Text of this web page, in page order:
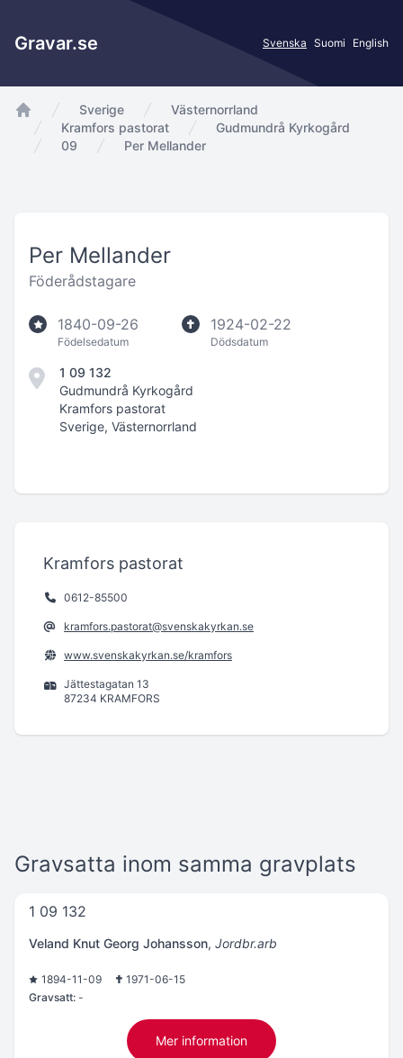
Gravar.se Svenska Suomi English
app.Start
Sverige
Västernorrland
Kramfors pastorat
Gudmundrå Kyrkogård
09
Per Mellander
Per Mellander
Föderådstagare
1840-09-26
Födelsedatum
1924-02-22
Dödsdatum
1 09 132
Gudmundrå Kyrkogård
Kramfors pastorat
Sverige, Västernorrland
Kramfors pastorat
0612-85500
kramfors.pastorat@svenskakyrkan.se
www.svenskakyrkan.se/kramfors
Jättestagatan 13
87234 KRAMFORS
Gravsatta inom samma gravplats
1 09 132
Veland Knut Georg Johansson, Jordbr.arb
1894-11-09
1971-06-15
Gravsatt: -
Mer information